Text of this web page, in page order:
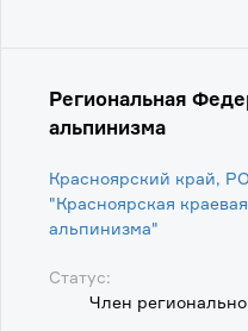
Региональная
альпинизма
Красноярский край,
"Красноярская
альпинизма"
Статус:
Член